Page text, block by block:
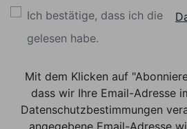
Ich bestätige, dass ich die
gelesen habe.
Mit dem Klicken auf
dass wir Ihre Email-Adresse
Datenschutzbestimmungen
angegebene Email-Adresse